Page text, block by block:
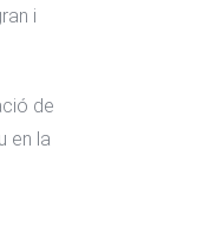
i
de
en la